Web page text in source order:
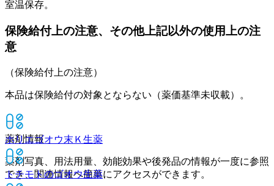
室温保存。
保険給付上の注意、その他上記以外の使用上の注
意
（保険給付上の注意）
本品は保険給付の対象とならない（薬価基準未収載）。
ホリエゴオウ末Ｋ 生薬
トチモトのゴオウ生薬
薬剤情報
薬剤写真、用法用量、効能効果や後発品の情報が一度に参照
でき、関連情報へ簡単にアクセスができます。